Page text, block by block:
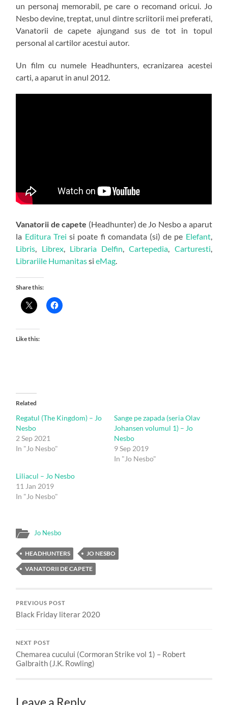
un personaj memorabil, pe care o recomand oricui. Jo
Nesbo devine, treptat, unul dintre scriitorii mei preferati,
Vanatorii de capete ajungand sus de tot in topul
personal al cartilor acestui autor.
Un film cu numele Headhunters, ecranizarea acestei
carti, a aparut in anul 2012.
Vanatorii de capete (Headhunter) de Jo Nesbo a aparut
la Editura Trei si poate fi comandata (si) de pe Elefant,
Libris
Librex, Libraria Delfin ,Cartepedia Carturesti
Librariile HumanitassieMag
Share this:
Like this:
Related
Regatul (The Kingdom) – Jo
Nesbo
2 Sep 2021
In "Jo Nesbo"
Sange pe zapada (seria Olav
Johansen volumul 1) – Jo
Nesbo
9 Sep 2019
In "Jo Nesbo"
Liliacul – Jo Nesbo
11 Jan 2019
In "Jo Nesbo"
Jo Nesbo
HEADHUNTERS
JO NESBO
VANATORII DE CAPETE
PREVIOUS POST
Black Friday literar 2020
NEXT POST
Chemarea cucului (Cormoran Strike vol 1) – Robert
Galbraith (J.K. Rowling)
Leave a Reply